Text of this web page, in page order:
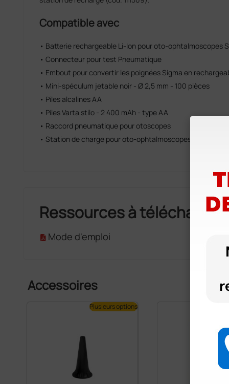
Compatible avec
• Batterie rechargeable Li-Ion pour oto-ophtalmoscopes
• Connecteur pour test Pneumatique
• Embout pour convertir les poignées Sigma en
• Mini-spéculum jetable noir - Ø 2,5 mm - 100 pièces
• Piles alcalines AA
• Piles Varta stilo - 2 400 mAh - type AA
• Raccord pneumatique pour otoscopes
• Station de charge pour oto-ophtalmoscopes Sigma
Ressources à télécharger
Mode d'emploi
Accessoires
Plusieurs options